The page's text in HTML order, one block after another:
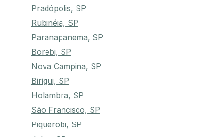
Pradópolis, SP
Rubinéia, SP
Paranapanema, SP
Borebi, SP
Nova Campina, SP
Birigui, SP
Holambra, SP
São Francisco, SP
Piquerobi, SP